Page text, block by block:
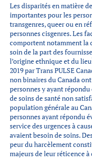
Les disparités en matière
importantes pour les
transgenres, queer ou en
personnes cisgenres. Les
comportent notamment la
soin de la part des
l’origine ethnique et du lieu
2019 par Trans PULSE
non binaires du Canada
personnes y ayant
de soins de santé non
population générale au
personnes ayant répondu
service des urgences à
avaient besoin de soins.
peur du harcèlement
majeurs de leur réticence